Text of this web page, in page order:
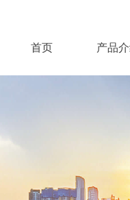
首页 产品